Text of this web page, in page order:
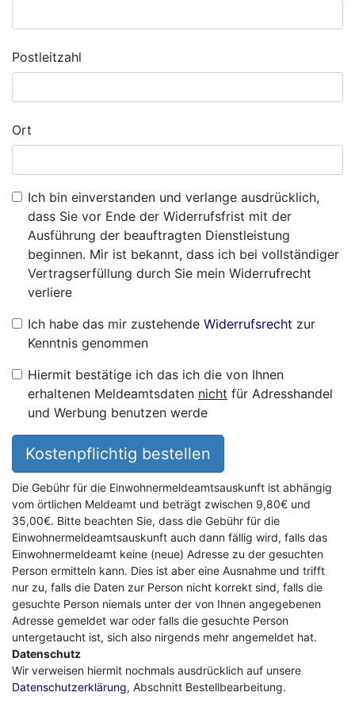
Postleitzahl
Ort
Ich bin einverstanden und verlange ausdrücklich,
dass Sie vor Ende der Widerrufsfrist mit der
Ausführung der beauftragten Dienstleistung
beginnen. Mir ist bekannt, dass ich bei vollständiger
Vertragserfüllung durch Sie mein Widerrufrecht
verliere
Ich habe das mir zustehende Widerrufsrecht zur
Kenntnis genommen
Hiermit bestätige ich das ich die von Ihnen
erhaltenen Meldeamtsdaten nicht für Adresshandel
und Werbung benutzen werde
Kostenpflichtig bestellen
Die Gebühr für die Einwohnermeldeamtsauskunft ist abhängig
vom örtlichen Meldeamt und beträgt zwischen 9,80€ und
35,00€. Bitte beachten Sie, dass die Gebühr für die
Einwohnermeldeamtsauskunft auch dann fällig wird, falls das
Einwohnermeldeamt keine (neue) Adresse zu der gesuchten
Person ermitteln kann. Dies ist aber eine Ausnahme und trifft
nur zu, falls die Daten zur Person nicht korrekt sind, falls die
gesuchte Person niemals unter der von Ihnen angegebenen
Adresse gemeldet war oder falls die gesuchte Person
untergetaucht ist, sich also nirgends mehr angemeldet hat.
Datenschutz
Wir verweisen hiermit nochmals ausdrücklich auf unsere
Datenschutzerklärung, Abschnitt Bestellbearbeitung.